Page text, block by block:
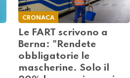
CRONACA
Le FART scrivono a
Berna: "Rendete
obbligatorie le
mascherine. Solo il